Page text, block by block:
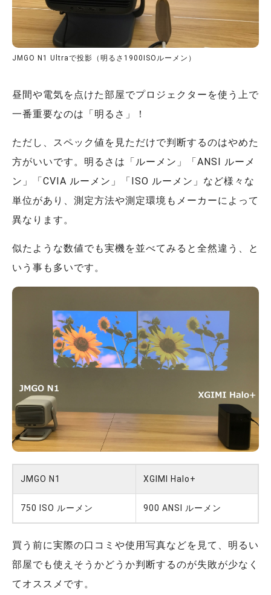
JMGO N1 Ultraで投影（明るさ1900ISOルーメン）
昼間や電気を点けた部屋でプロジェクターを使う上で
一番重要なのは「明るさ」！
ただし、スペック値を見ただけで判断するのはやめた
方がいいです。明るさは「ルーメン」「ANSI ルーメ
ン」「CVIA ルーメン」「ISO ルーメン」など様々な
単位があり、測定方法や測定環境もメーカーによって
異なります。
似たような数値でも実機を並べてみると全然違う、と
いう事も多いです。
JMGO N1 XGIMI Halo+
750 ISO ルーメン 900 ANSI ルーメン
買う前に実際の口コミや使用写真などを見て、明るい
部屋でも使えそうかどうか判断するのが失敗が少なく
てオススメです。